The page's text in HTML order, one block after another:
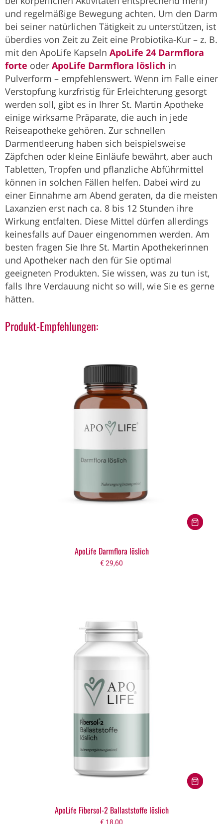
und regelmäßige Bewegung achten. Um den Darm
bei seiner natürlichen Tätigkeit zu unterstützen, ist
überdies von Zeit zu Zeit eine Probiotika-Kur – z. B.
mit den ApoLife Kapseln ApoLife 24 Darmflora
forte oder ApoLife Darmflora löslich in
Pulverform – empfehlenswert. Wenn im Falle einer
Verstopfung kurzfristig für Erleichterung gesorgt
werden soll, gibt es in Ihrer St. Martin Apotheke
einige wirksame Präparate, die auch in jede
Reiseapotheke gehören. Zur schnellen
Darmentleerung haben sich beispielsweise
Zäpfchen oder kleine Einläufe bewährt, aber auch
Tabletten, Tropfen und pflanzliche Abführmittel
können in solchen Fällen helfen. Dabei wird zu
einer Einnahme am Abend geraten, da die meisten
Laxanzien erst nach ca. 8 bis 12 Stunden ihre
Wirkung entfalten. Diese Mittel dürfen allerdings
keinesfalls auf Dauer eingenommen werden. Am
besten fragen Sie Ihre St. Martin Apothekerinnen
und Apotheker nach den für Sie optimal
geeigneten Produkten. Sie wissen, was zu tun ist,
falls Ihre Verdauung nicht so will, wie Sie es gerne
hätten.
Produkt-Empfehlungen:
ApoLife Darmflora löslich
€29,60
ApoLife Fibersol-2 Ballaststoffe löslich
€ 18,00